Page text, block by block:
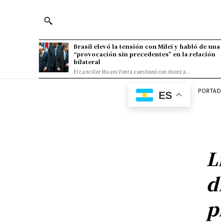
Brasil elevó la tensión con Milei y habló de una
“provocación sin precedentes” en la relación
bilateral
El canciller Mauro Vieira cuestionó con dureza...
ES